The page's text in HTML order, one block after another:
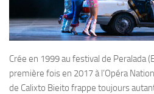
Crée en 1999 au festival de Peralada
première fois en 2017 à l’Opéra
de Calixto Bieito frappe toujours